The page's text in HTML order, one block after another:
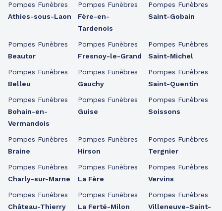
Pompes Funèbres
Athies-sous-Laon
Pompes Funèbres
Beautor
Pompes Funèbres
Belleu
Pompes Funèbres
Bohain-en-
Vermandois
Pompes Funèbres
Braine
Pompes Funèbres
Charly-sur-Marne
Pompes Funèbres
Château-Thierry
Pompes Funèbres
Fère-en-
Tardenois
Pompes Funèbres
Fresnoy-le-Grand
Pompes Funèbres
Gauchy
Pompes Funèbres
Guise
Pompes Funèbres
Hirson
Pompes Funèbres
La Fère
Pompes Funèbres
La Ferté-Milon
Pompes Funèbres
Saint-Gobain
Pompes Funèbres
Saint-Michel
Pompes Funèbres
Saint-Quentin
Pompes Funèbres
Soissons
Pompes Funèbres
Tergnier
Pompes Funèbres
Vervins
Pompes Funèbres
Villeneuve-Saint-